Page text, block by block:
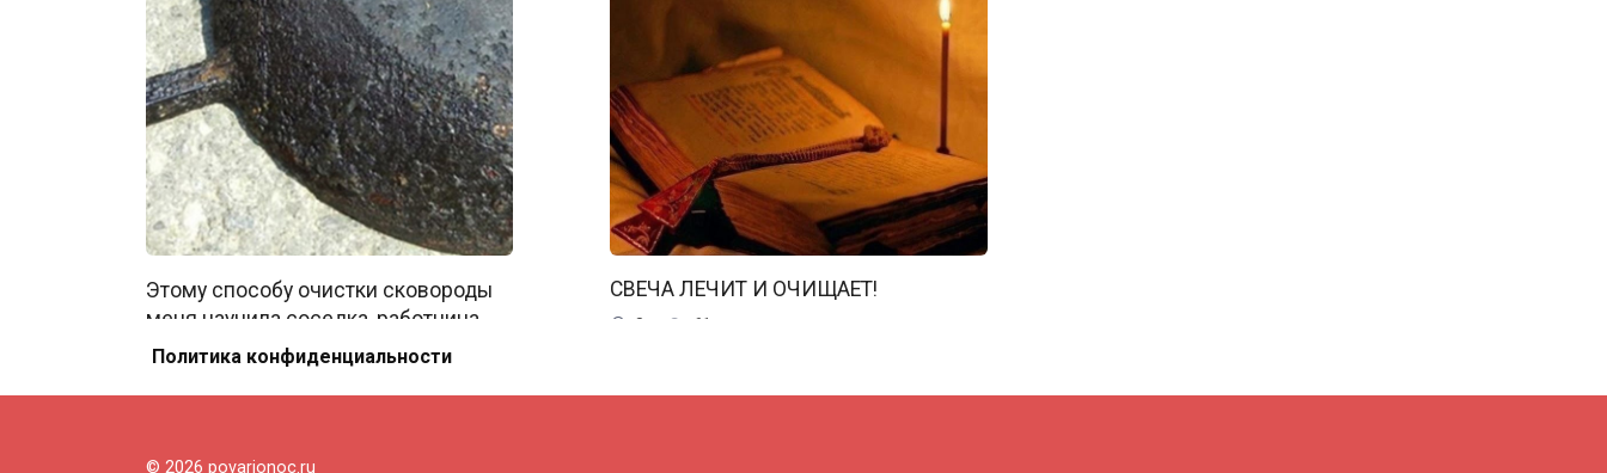
Этому способу очистки сковороды
меня научила соседка, работница
столовой.
СВЕЧА ЛЕЧИТ И ОЧИЩАЕТ!
0 61
Политика конфиденциальности
© 2026 povarionoc.ru